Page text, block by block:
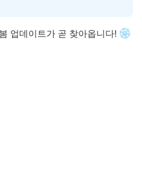
업데이트가 곧 찾아옵니다!